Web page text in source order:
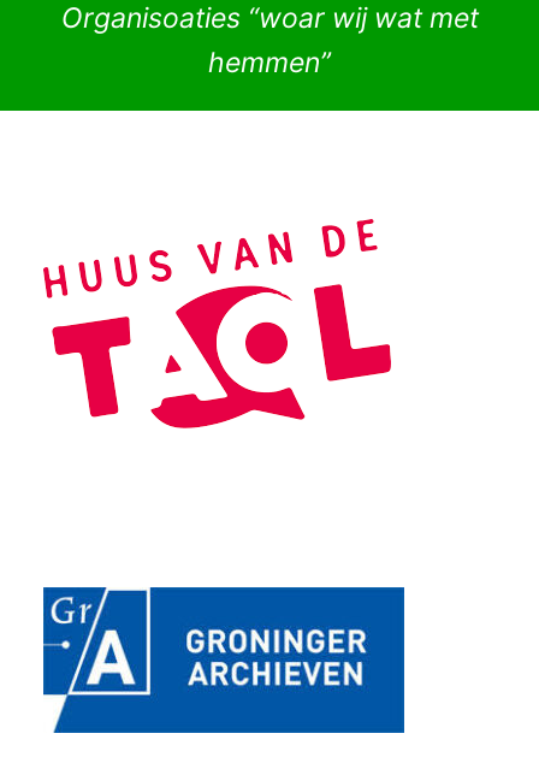
Organisoaties “woar wij wat met
hemmen”